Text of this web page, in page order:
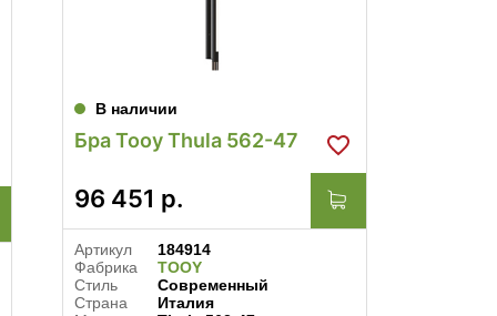
В наличии
Бра Tooy Thula 562-47
96 451 р.
Артикул
184914
Фабрика
TOOY
Стиль
Современный
Страна
Италия